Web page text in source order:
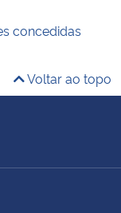
concedidas
Voltar ao topo